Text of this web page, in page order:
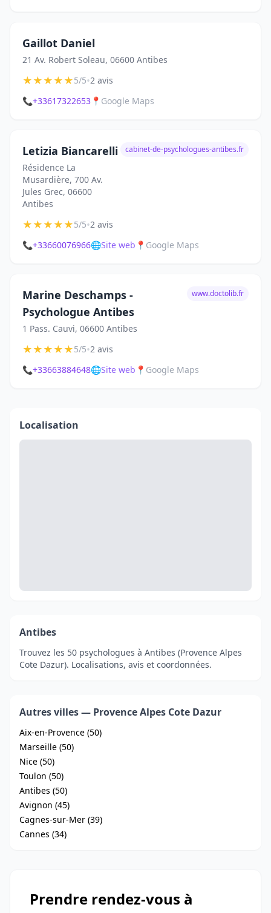
Gaillot Daniel
21 Av. Robert Soleau, 06600 Antibes
★★★★★5/5•2 avis
📞+33617322653 📍 Google Maps
Letizia Biancarelli
Résidence La
Musardière, 700 Av.
Jules Grec, 06600
Antibes
cabinet-de-psychologues-antibes.fr
★★★★★5/5•2 avis
📞+33660076966🌐Site web 📍 Google Maps
Marine Deschamps -
Psychologue Antibes
1 Pass. Cauvi, 06600 Antibes
www.doctolib.fr
★★★★★5/5•2 avis
📞+33663884648🌐Site web 📍 Google Maps
Localisation
Antibes
Trouvez les 50 psychologues à Antibes (Provence Alpes
Cote Dazur). Localisations, avis et coordonnées.
Autres villes — Provence Alpes Cote Dazur
Aix-en-Provence (50)
Marseille (50)
Nice (50)
Toulon (50)
Antibes (50)
Avignon (45)
Cagnes-sur-Mer (39)
Cannes (34)
Prendre rendez-vous à